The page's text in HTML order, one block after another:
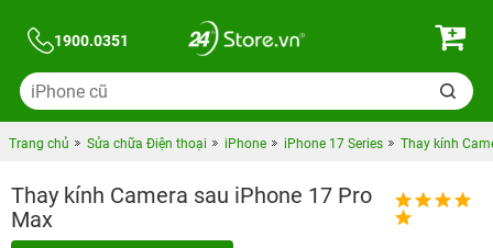
1900.0351
Trang chủ Sửa chữa Điện thoại iPhone iPhone 17 Series Thay kính
Thay kính Camera sau iPhone 17 Pro
Max